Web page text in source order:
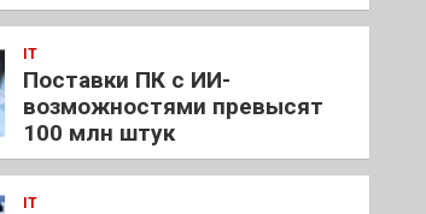
IT
Поставки ПК с ИИ-
возможностями превысят
100 млн штук
IT